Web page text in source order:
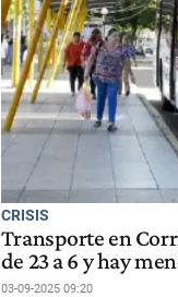
CRISIS
Transporte en
de 23 a 6 y hay
03-09-2025 09:20